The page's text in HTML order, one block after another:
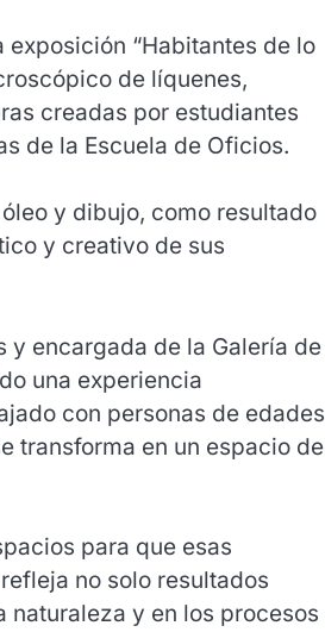
“Habitantes de lo
de líquenes,
creadas por estudiantes
de la Escuela de Oficios.
y dibujo, como resultado
y creativo de sus
y encargada de la Galería de
una experiencia
con personas de edades
transforma en un espacio de
para que esas
no solo resultados
y en los procesos